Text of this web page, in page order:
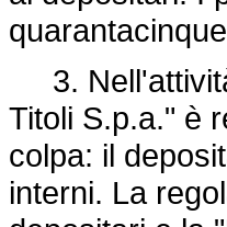
3.
Titoli S.p.a." è
colpa: il
interni. La